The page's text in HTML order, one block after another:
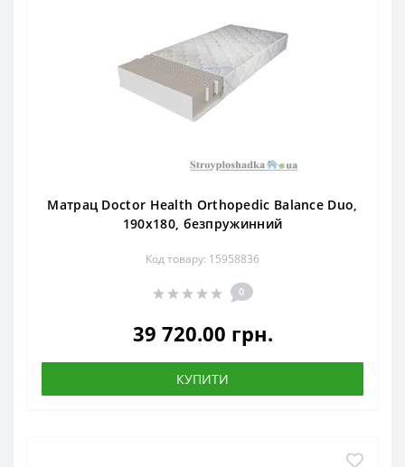
Матрац Doctor Health Orthopedic Balance Duo,
190x180, безпружинний
Код товару: 15958836
0
39 720.00 грн.
КУПИТИ